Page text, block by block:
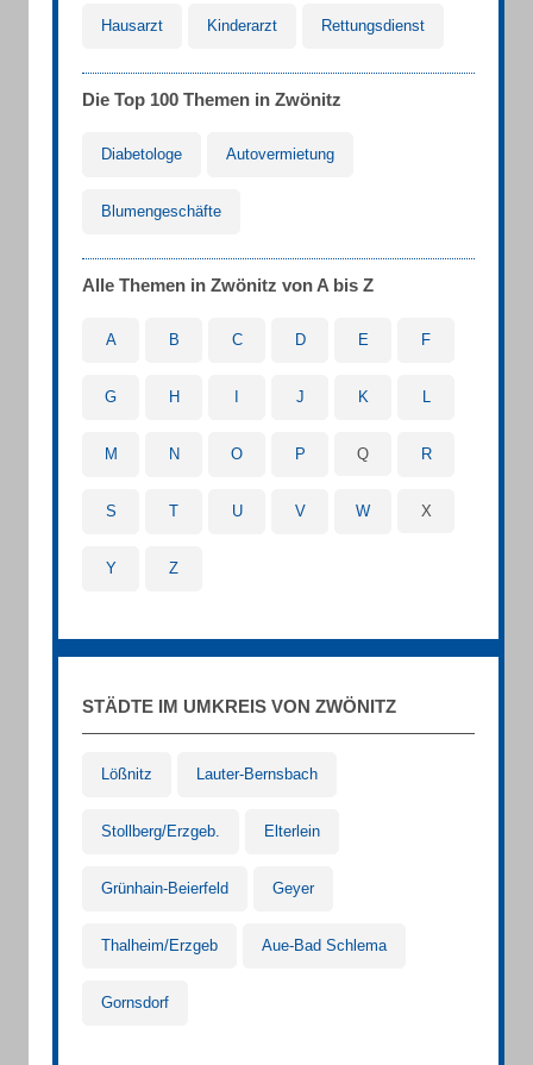
Hausarzt Kinderarzt Rettungsdienst
Die Top 100 Themen in Zwönitz
Diabetologe Autovermietung
Blumengeschäfte
Alle Themen in Zwönitz von A bis Z
A B C D E F
G H J K L
M N O P Q R
S T U V W X
Y Z
STÄDTE IM UMKREIS VON ZWÖNITZ
Lößnitz Lauter-Bernsbach
Stollberg/Erzgeb. Elterlein
Grünhain-Beierfeld Geyer
Thalheim/Erzgeb Aue-Bad Schlema
Gornsdorf